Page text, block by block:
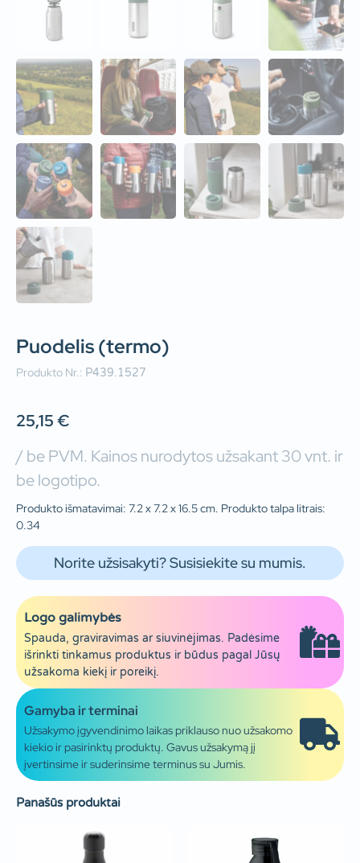
Puodelis (termo)
Produkto Nr.: P439.1527
25,15€
/ be PVM. Kainos nurodytos užsakant 30 vnt. ir
be logotipo.
Produkto išmatavimai: 7.2 x 7.2 x 16.5 cm. Produkto talpa litrais:
0.34
Norite užsisakyti? Susisiekite su mumis.
Logo galimybės
Spauda, graviravimas ar siuvinėjimas. Padėsime
išrinkti tinkamus produktus ir būdus pagal Jūsų
užsakoma kiekį ir poreikį.
Gamyba ir terminai
Užsakymo įgyvendinimo laikas priklauso nuo užsakomo
kiekio ir pasirinktų produktų. Gavus užsakymą jį
įvertinsime ir suderinsime terminus su Jumis.
Panašūs produktai